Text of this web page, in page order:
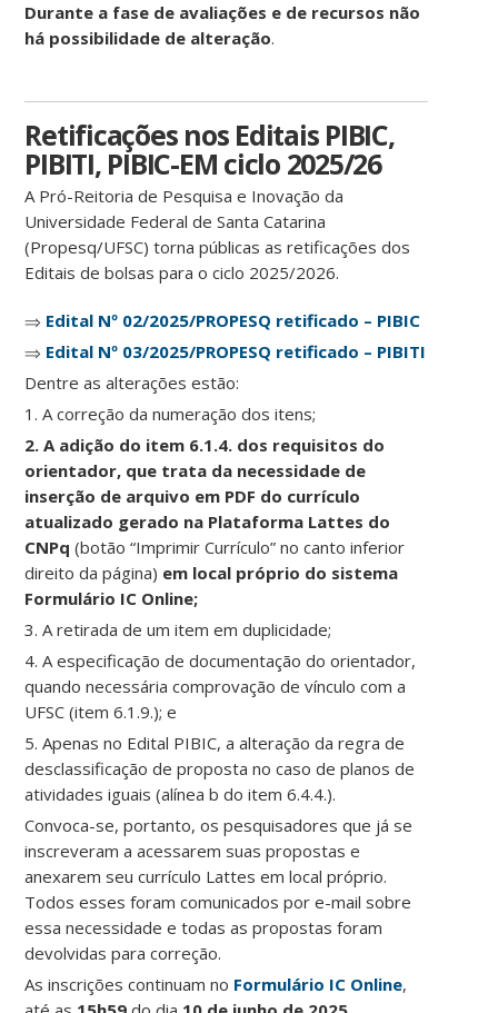
Durante a fase de avaliações e de recursos não
há possibilidade de alteração.
Retificações nos Editais PIBIC,
PIBITI, PIBIC-EM ciclo 2025/26
A Pró-Reitoria de Pesquisa e Inovação da
Universidade Federal de Santa Catarina
(Propesq/UFSC) torna públicas as retificações dos
Editais de bolsas para o ciclo 2025/2026.
⇒ Edital Nº 02/2025/PROPESQ retificado – PIBIC
⇒ Edital Nº 03/2025/PROPESQ retificado – PIBITI
Dentre as alterações estão:
1. A correção da numeração dos itens;
2. A adição do item 6.1.4. dos requisitos do
orientador, que trata da necessidade de
inserção de arquivo em PDF do currículo
atualizado gerado na Plataforma Lattes do
CNPq(botão “Imprimir Currículo” no canto inferior
direito da página) em local próprio do sistema
Formulário IC Online;
3. A retirada de um item em duplicidade;
4. A especificação de documentação do orientador,
quando necessária comprovação de vínculo com a
UFSC (item 6.1.9.); e
5. Apenas no Edital PIBIC, a alteração da regra de
desclassificação de proposta no caso de planos de
atividades iguais (alínea b do item 6.4.4.).
Convoca-se, portanto, os pesquisadores que já se
inscreveram a acessarem suas propostas e
anexarem seu currículo Lattes em local próprio.
Todos esses foram comunicados por e-mail sobre
essa necessidade e todas as propostas foram
devolvidas para correção.
As inscrições continuam no Formulário IC Online,